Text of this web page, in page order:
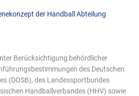
der Handball Abteilung
Berücksichtigung behördlicher
des Deutschen
(DOSB), des Landessportbundes
Handballverbandes (HHV) sowie